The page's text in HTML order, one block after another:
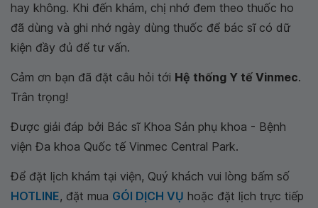
hay không. Khi đến khám, chị nhớ đem theo thuốc ho
đã dùng và ghi nhớ ngày dùng thuốc để bác sĩ có dữ
kiện đầy đủ để tư vấn.
Cảm ơn bạn đã đặt câu hỏi tới Hệ thống Y tế Vinmec.
Trân trọng!
Được giải đáp bởi Bác sĩ Khoa Sản phụ khoa - Bệnh
viện Đa khoa Quốc tế Vinmec Central Park.
Để đặt lịch khám tại viện, Quý khách vui lòng bấm số
HOTLINE, đặt mua GÓI DỊCH VỤ hoặc đặt lịch trực tiếp